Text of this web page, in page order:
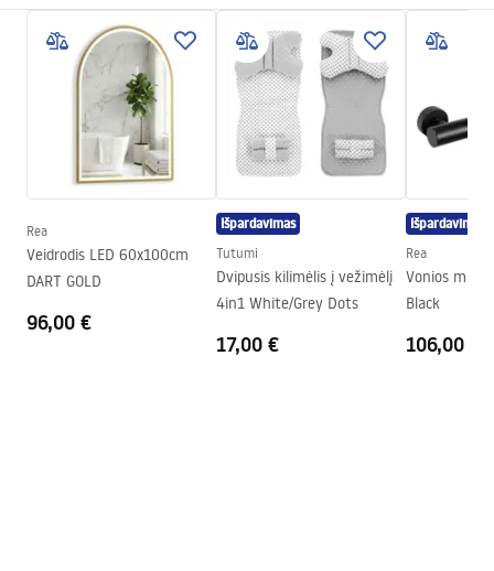
Juoda
Medžiaga
Metalas
Montavimo būdas
Lipnus
635mm
Aukštis
60mm
Gylis
75mm
Serija
Duo
Garantija
24 mėnesių
Rea
Veidrodis LED 60x100cm
DART GOLD
96,00 €
Išpardavimas
Tutumi
Dvipusis kilimėlis į vežimėlį
4in1 White/Grey Dots
17,00 €
Išpardavimas
Rea
Vonios
Black
106,00 €